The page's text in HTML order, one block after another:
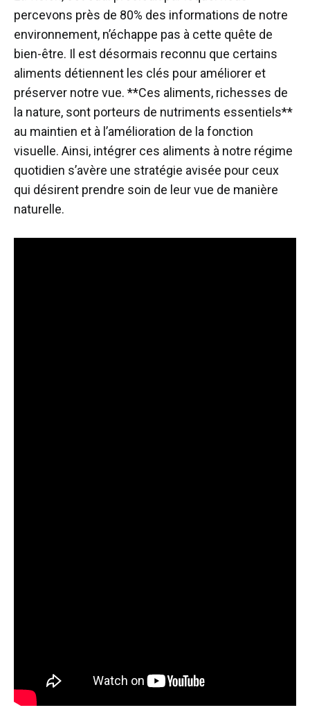
percevons près de 80% des informations de notre
environnement, n’échappe pas à cette quête de
bien-être. Il est désormais reconnu que certains
aliments détiennent les clés pour améliorer et
préserver notre vue. **Ces aliments, richesses de
la nature, sont porteurs de nutriments essentiels**
au maintien et à l’amélioration de la fonction
visuelle. Ainsi, intégrer ces aliments à notre régime
quotidien s’avère une stratégie avisée pour ceux
qui désirent prendre soin de leur vue de manière
naturelle.